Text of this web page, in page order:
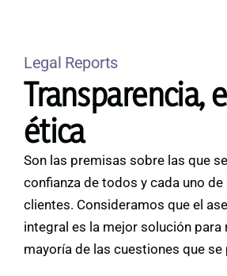
Legal Reports
Transparencia,
ética
Son las premisas sobre las que
confianza de todos y cada uno
clientes. Consideramos que el
integral es la mejor solución para
mayoría de las cuestiones que se